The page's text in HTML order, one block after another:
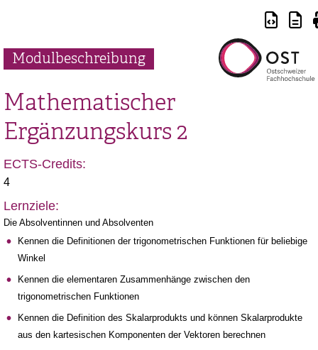
Modulbeschreibung
Mathematischer
Ergänzungskurs 2
ECTS-Credits:
4
Lernziele:
Die Absolventinnen und Absolventen
Kennen die Definitionen der trigonometrischen Funktionen für beliebige
Winkel
Kennen die elementaren Zusammenhänge zwischen den
trigonometrischen Funktionen
Kennen die Definition des Skalarprodukts und können Skalarprodukte
aus den kartesischen Komponenten der Vektoren berechnen